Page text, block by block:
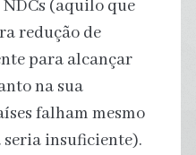
(aquilo que
redução de
para alcançar
na sua
falham mesmo
insuficiente).